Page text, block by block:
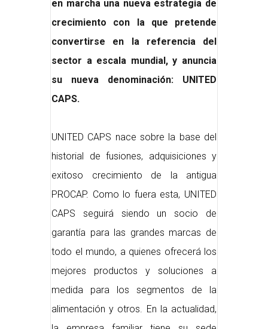
en marcha una nueva estrategia de
crecimiento con la que pretende
convertirse en la referencia del
sector a escala mundial, y anuncia
su nueva denominación: UNITED
CAPS.
UNITED CAPS nace sobre la base del
historial de fusiones, adquisiciones y
exitoso crecimiento de la antigua
PROCAP. Como lo fuera esta, UNITED
CAPS seguirá siendo un socio de
garantía para las grandes marcas de
todo el mundo, a quienes ofrecerá los
mejores productos y soluciones a
medida para los segmentos de la
alimentación y otros. En la actualidad,